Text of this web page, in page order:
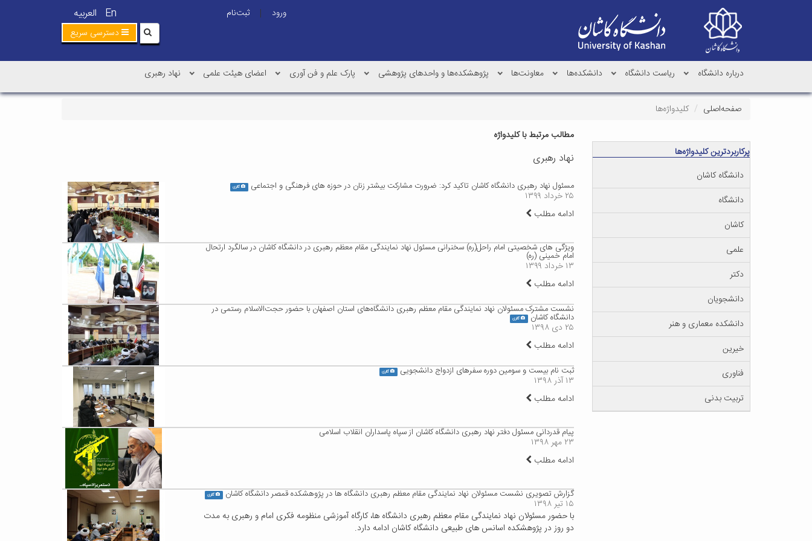
En العربیه ورود |
ثبت‌نام
دسترسی سریع
درباره دانشگاه ریاست دانشگاه دانشکده‌ها معاونت‌ها پژوهشکده‌ها و واحدهای پژوهشی پارک علم و فن آوری اعضای هیئت علمی نهاد رهبری
صفحه‌اصلی
کلیدواژه‌ها
مطالب مرتبط با کلیدواژه
نهاد رهبری
مسئول نهاد رهبری دانشگاه کاشان تاکید کرد: ضرورت مشارکت بیشتر زنان در حوزه های فرهنگی و اجتماعی گالری
۲۵ خرداد ۱۳۹۹
ادامه مطلب
ویژگی های شخصیتی امام راحل(ره) سخنرانی مسئول نهاد نمایندگی مقام معظم رهبری در دانشگاه کاشان در سالگرد ارتحال
امام خمینی (ره)
۱۳ خرداد ۱۳۹۹
ادامه مطلب
نشست مشترک مسئولان نهاد نمایندگی مقام معظم رهبری دانشگاه‌های استان اصفهان با حضور حجت‌الاسلام رستمی در
دانشگاه کاشان گالری
۲۵ دی ۱۳۹۸
ادامه مطلب
ثبت نام بیست و سومین دوره سفرهای ازدواج دانشجویی گالری
۱۳ آذر ۱۳۹۸
ادامه مطلب
پیام قدردانی مسئول دفتر نهاد رهبری دانشگاه کاشان از سپاه پاسداران انقلاب اسلامی
۲۳ مهر ۱۳۹۸
ادامه مطلب
گزارش تصویری نشست مسئولان نهاد نمایندگی مقام معظم رهبری دانشگاه ها در پژوهشکده قمصر دانشگاه کاشان گالری
۱۵ تیر ۱۳۹۸
با حضور مسئولان نهاد نمایندگی مقام معظم رهبری دانشگاه ها، کارگاه آموزشی منظومه فکری امام و رهبری به مدت
دو روز در پژوهشکده اسانس های طبیعی دانشگاه کاشان ادامه دارد.
پرکاربردترین کلیدواژه‌ها
دانشگاه کاشان
دانشگاه
کاشان
علمی
دکتر
دانشجویان
دانشکده معماری و هنر
خیرین
فناوری
تربیت بدنی